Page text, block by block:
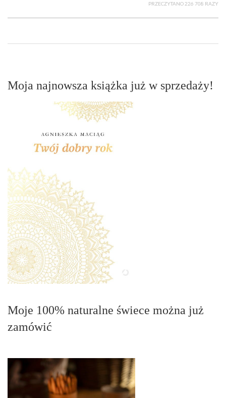
PRZECZYTANO 226 708 RAZY
Moja najnowsza książka już w sprzedaży!
Moje 100% naturalne świece można już
zamówić